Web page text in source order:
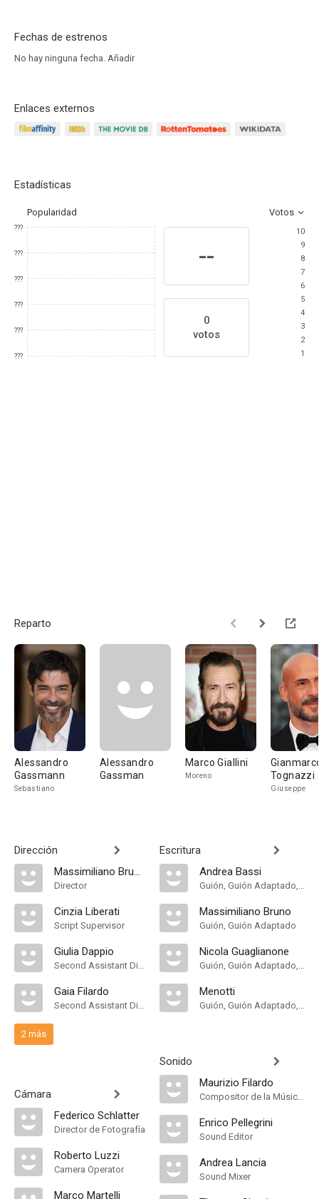
Fechas de estrenos
No hay ninguna fecha. Añadir
Enlaces externos
Estadísticas
Popularidad Votos
???
???
???
???
???
???
--
0
votos
10
9
8
7
6
5
4
3
2
1
Reparto
Alessandro
Gassmann
Sebastiano
Alessandro
Gassman
Marco Giallini
Moreno
Tognazzi
Giuseppe
Dirección
Massimiliano Bruno
Director
Cinzia Liberati
Script Supervisor
Giulia Dappio
Second Assistant Director
Gaia Filardo
Second Assistant Director
2 más
Cámara
Federico Schlatter
Director de Fotografía
Roberto Luzzi
Camera Operator
Marco Martelli
Escritura
Andrea Bassi
Guión, Guión Adaptado, Historia
Massimiliano Bruno
Guión, Guión Adaptado
Nicola Guaglianone
Guión, Guión Adaptado, Historia
Menotti
Guión, Guión Adaptado, Historia
Sonido
Maurizio Filardo
Compositor de la Música Original
Enrico Pellegrini
Sound Editor
Andrea Lancia
Sound Mixer